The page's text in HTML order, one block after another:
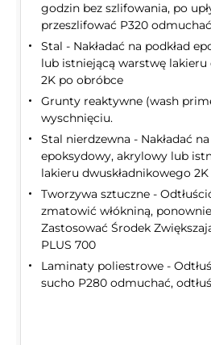
godzin bez szlifowania, po
przeszlifować P320
Stal - Nakładać na podkład
lub istniejącą warstwę lakieru
2K po obróbce
Grunty reaktywne (wash
wyschnięciu.
Stal nierdzewna - Nakładać na
epoksydowy, akrylowy lub
lakieru dwuskładnikowego
Tworzywa sztuczne -
zmatowić włókniną,
Zastosować Środek
PLUS 700
Laminaty poliestrowe -
sucho P280 odmuchać,